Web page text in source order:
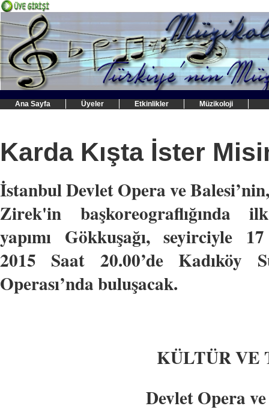
Ana Sayfa Üyeler Etkinlikler Müzikoloji
Karda Kışta İster
İstanbul Devlet Opera ve
Zirek'in başkoreograflığında
yapımı Gökkuşağı, seyirciyle
2015 Saat 20.00’de Kadıköy
Operası’nda buluşacak.
KÜLTÜR
Devlet Opera